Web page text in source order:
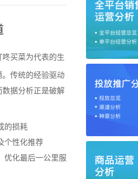
咚买菜为代表的生
传统的经验驱动
据分析正是破解
的损耗
个性化推荐
优化最后一公里服